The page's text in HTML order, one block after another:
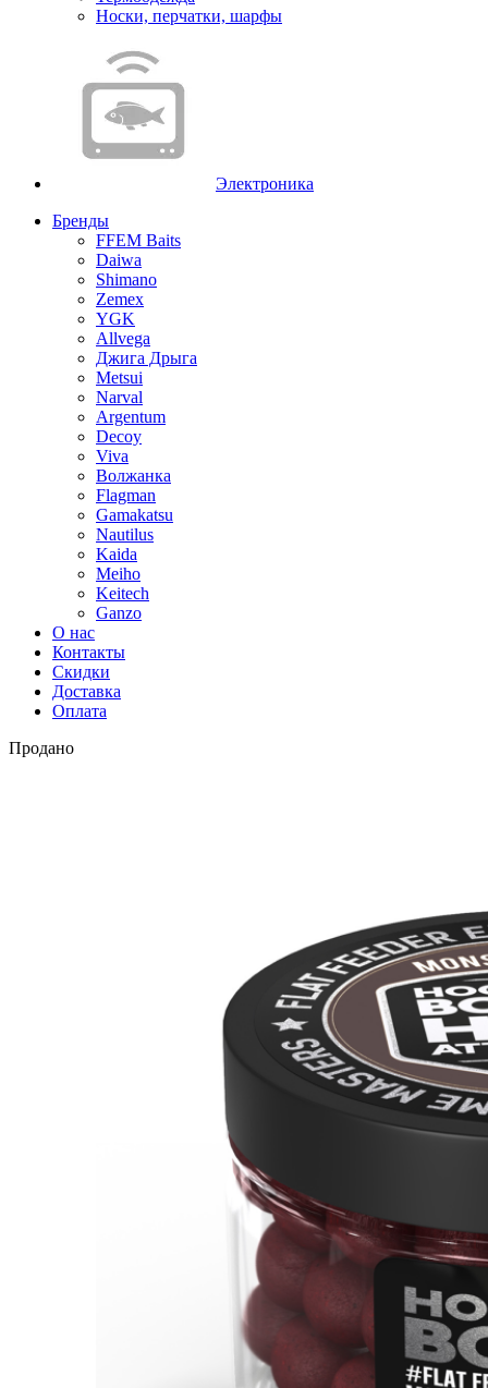
Носки, перчатки, шарфы
Электроника
Бренды
FFEM Baits
Daiwa
Shimano
Zemex
YGK
Allvega
Джига Дрыга
Metsui
Narval
Argentum
Decoy
Viva
Волжанка
Flagman
Gamakatsu
Nautilus
Kaida
Meiho
Keitech
Ganzo
О нас
Контакты
Скидки
Доставка
Оплата
Продано